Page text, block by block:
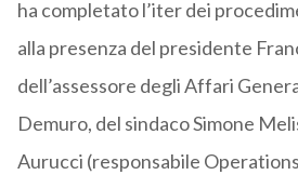
ha completato l’iter dei
alla presenza del presidente
dell’assessore degli Affari
Demuro, del sindaco Simone
Aurucci (responsabile